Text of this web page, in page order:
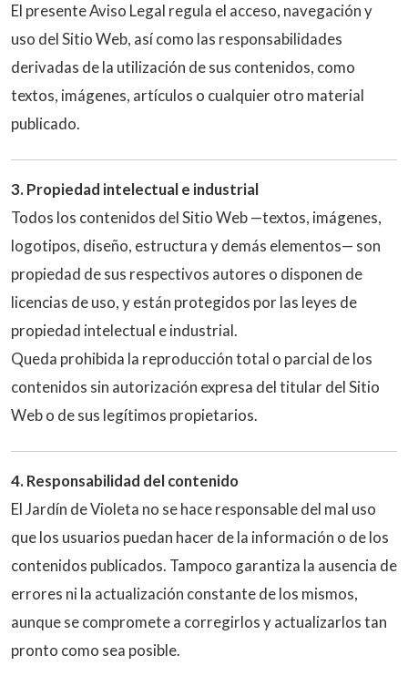
El presente Aviso Legal regula el acceso, navegación y
uso del Sitio Web, así como las responsabilidades
derivadas de la utilización de sus contenidos, como
textos, imágenes, artículos o cualquier otro material
publicado.
3. Propiedad intelectual e industrial
Todos los contenidos del Sitio Web —textos, imágenes,
logotipos, diseño, estructura y demás elementos— son
propiedad de sus respectivos autores o disponen de
licencias de uso, y están protegidos por las leyes de
propiedad intelectual e industrial.
Queda prohibida la reproducción total o parcial de los
contenidos sin autorización expresa del titular del Sitio
Web o de sus legítimos propietarios.
4. Responsabilidad del contenido
El Jardín de Violeta no se hace responsable del mal uso
que los usuarios puedan hacer de la información o de los
contenidos publicados. Tampoco garantiza la ausencia de
errores ni la actualización constante de los mismos,
aunque se compromete a corregirlos y actualizarlos tan
pronto como sea posible.